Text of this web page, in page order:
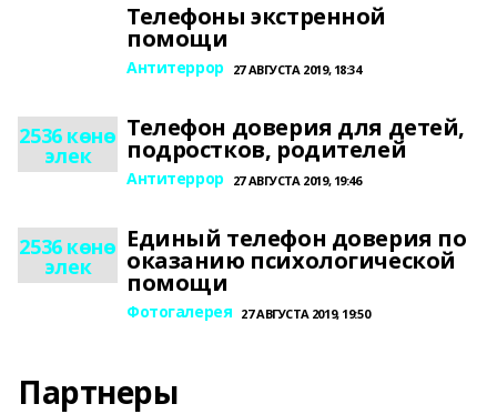
Телефоны экстренной
помощи
Антитеррор 27 АВГУСТА 2019, 18:34
2536 көнө
элек
Телефон доверия для детей,
подростков, родителей
Антитеррор 27 АВГУСТА 2019, 19:46
2536 көнө
элек
Единый телефон доверия по
оказанию психологической
помощи
Фотогалерея 27 АВГУСТА 2019, 19:50
Партнеры